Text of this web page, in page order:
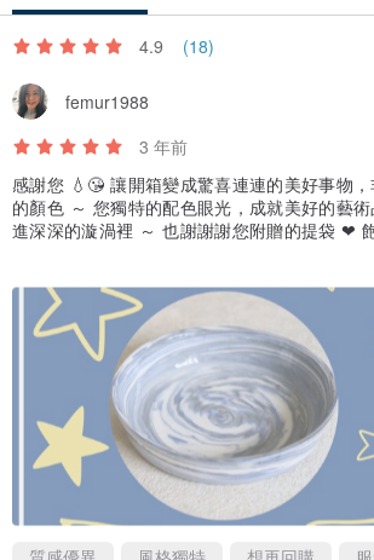
4.9 (18)
femur1988
3 年前
感謝您 💧😘 讓開箱變成驚喜連連的美好事物
的顏色 ～ 您獨特的配色眼光，成就美好的藝
進深深的漩渦裡 ～ 也謝謝謝您附贈的提袋 ❤